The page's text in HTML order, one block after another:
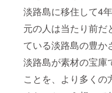
淡路島に移住して4
元の人は当たり前だ
ている淡路島の豊か
淡路島が素材の宝庫
ことを、より多くの